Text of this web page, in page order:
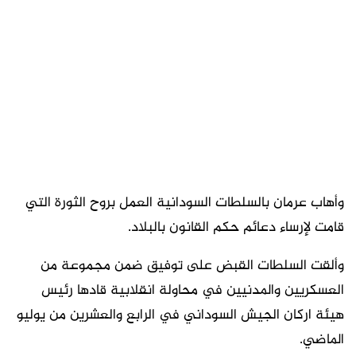
وأهاب عرمان بالسلطات السودانية العمل بروح الثورة التي
قامت لإرساء دعائم حكم القانون بالبلاد.
وألقت السلطات القبض على توفيق ضمن مجموعة من
العسكريين والمدنيين في محاولة انقلابية قادها رئيس
هيئة اركان الجيش السوداني في الرابع والعشرين من يوليو
الماضي.